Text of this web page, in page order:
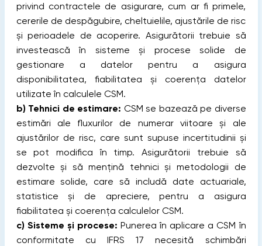
privind contractele de asigurare, cum ar fi primele,
cererile de despăgubire, cheltuielile, ajustările de risc
și perioadele de acoperire. Asigurătorii trebuie să
investească în sisteme și procese solide de
gestionare a datelor pentru a asigura
disponibilitatea, fiabilitatea și coerența datelor
utilizate în calculele CSM.
b) Tehnici de estimare: CSM se bazează pe diverse
estimări ale fluxurilor de numerar viitoare și ale
ajustărilor de risc, care sunt supuse incertitudinii și
se pot modifica în timp. Asigurătorii trebuie să
dezvolte și să mențină tehnici și metodologii de
estimare solide, care să includă date actuariale,
statistice și de apreciere, pentru a asigura
fiabilitatea și coerența calculelor CSM.
c) Sisteme și procese: Punerea în aplicare a CSM în
conformitate cu IFRS 17 necesită schimbări